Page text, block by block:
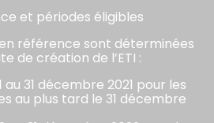
et périodes éligibles
référence sont déterminées
de création de l’ETI :
au 31 décembre 2021 pour les
au plus tard le 31 décembre